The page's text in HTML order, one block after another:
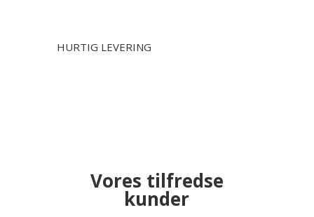
HURTIG LEVERING
Vores tilfredse
kunder